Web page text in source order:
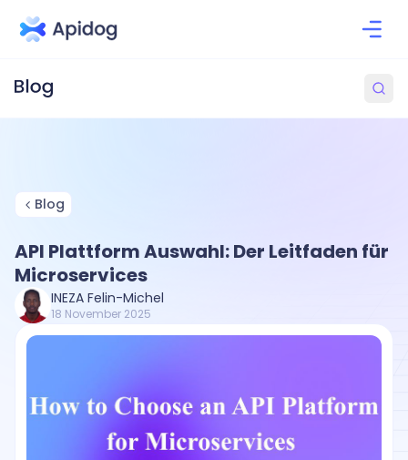
Blog
API Plattform Auswahl: Der Leitfaden für
Microservices
INEZA Felin-Michel
18 November 2025